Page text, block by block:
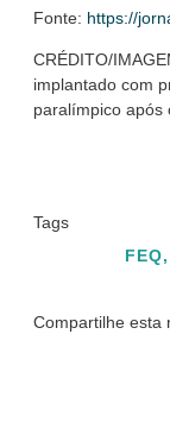
Fonte: https://
CRÉDITO/
implantado com
paralímpico após
Tags
FEQ,
Compartilhe esta